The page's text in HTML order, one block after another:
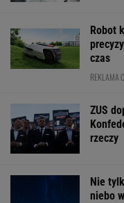
Robot
czas
REKLAMA
ZUS
rzeczy
Nie
niebo